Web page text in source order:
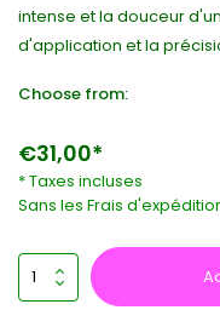
intense et la douceur
d'application et la
Choose from:
€31,00*
* Taxes incluses
Sans les Frais